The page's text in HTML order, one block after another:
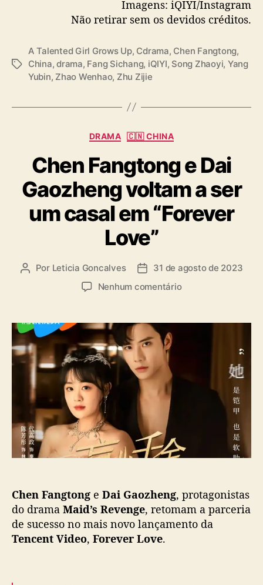
Imagens: iQIYI/Instagram
Não retirar sem os devidos créditos.
T
A Talented Girl Grows Up, Cdrama, Chen Fangtong,
China,drama, Fang Sichang, iQIYI, Song Zhaoyi, Yang
Yubin, Zhao Wenhao, Zhu Zijie
C
t
e
g
o
r
i
a
DRAMA 🇨🇳 CHINA
Chen Fangtong e Dai
Gaozheng voltam a ser
um casal em “Forever
Love”
A
r
d
o
p
Por Leticia Goncalves
D
d
p
u
b
i
c
a
ç
ã
31 de agosto de 2023
Nenhum comentárioe
h
g
a
i
Chen Fangtong e Dai Gaozheng, protagonistas
do drama Maid’s Revenge, retomam a parceria
de sucesso no mais novo lançamento da
Tencent Video, Forever Love.